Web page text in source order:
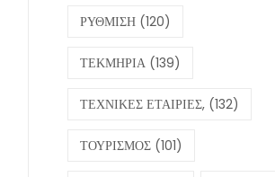
ΡΥΘΜΙΣΗ (120)
ΤΕΚΜΗΡΙΑ (139)
ΤΕΧΝΙΚΕΣ ΕΤΑΙΡΙΕΣ, (132)
ΤΟΥΡΙΣΜΟΣ (101)